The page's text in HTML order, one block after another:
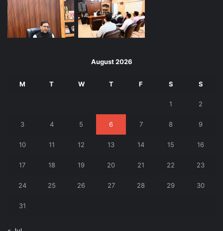
August 2026
M T W T F S S
1 2
3 4 5 6 7 8 9
10 11 12 13 14 15 16
17 18 19 20 21 22 23
24 25 26 27 28 29 30
31